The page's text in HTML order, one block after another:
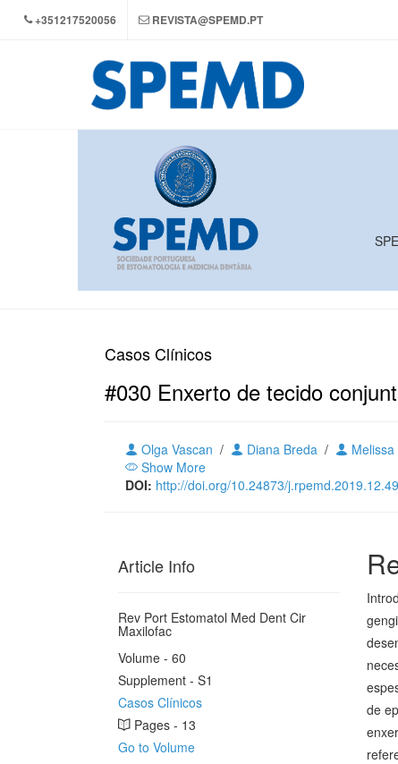
+351217520056 REVISTA@SPEMD.PT
Casos Clínicos
#030 Enxerto de tecido
Olga Vascan / Diana Breda /
Show More
DOI: http://doi.org/10.24873/
Article Info
Rev Port Estomatol Med Dent Cir
Maxilofac
Volume - 60
Supplement - S1
Casos Clínicos
Pages - 13
Go to Volume
de